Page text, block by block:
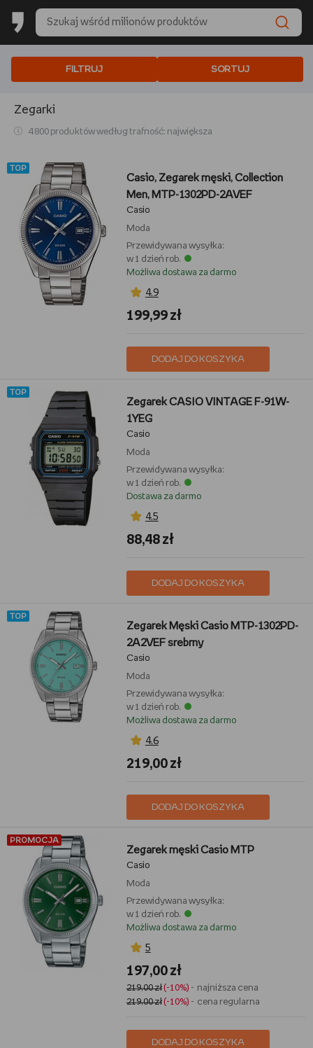
FILTRUJ SORTUJ
Zegarki
4 800 produktów według trafność: największa
TOP
Casio, Zegarek męski, Collection
Men, MTP-1302PD-2AVEF
Casio
Moda
Przewidywana wysyłka:
w 1 dzień rob.
Możliwa dostawa za darmo
4,9
199,99 zł
DODAJ DO KOSZYKA
TOP
Zegarek CASIO VINTAGE F-91W-
1YEG
Casio
Moda
Przewidywana wysyłka:
w 1 dzień rob.
Dostawa za darmo
4,5
88,48 zł
DODAJ DO KOSZYKA
TOP
Zegarek Męski Casio MTP-1302PD-
2A2VEF srebrny
Casio
Moda
Przewidywana wysyłka:
w 1 dzień rob.
Możliwa dostawa za darmo
4,6
219,00 zł
DODAJ DO KOSZYKA
PROMOCJA
Zegarek męski Casio MTP
Casio
Moda
Przewidywana wysyłka:
w 1 dzień rob.
Możliwa dostawa za darmo
5
197,00 zł
219,00 zł(-10%) - najniższa cena
219,00 zł(-10%) - cena regularna
DODAJ DO KOSZYKA